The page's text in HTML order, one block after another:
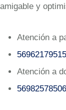
amigable y
Atención a
56962179515‬
Atención a
56982578506‬